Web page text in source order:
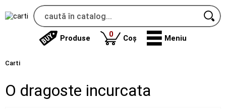
Produse 0produse
Coș Meniu
Carti
O dragoste incurcata